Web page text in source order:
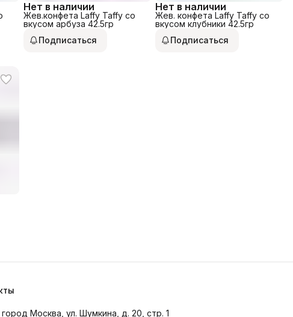
Нет в наличии
Жев.конфета Laffy Taffy со
вкусом арбуза 42.5гр
Подписаться
Нет в наличии
Жев. конфета Laffy Taffy со
вкусом клубники 42.5гр
Подписаться
город Москва, ул. Шумкина, д. 20, стр. 1